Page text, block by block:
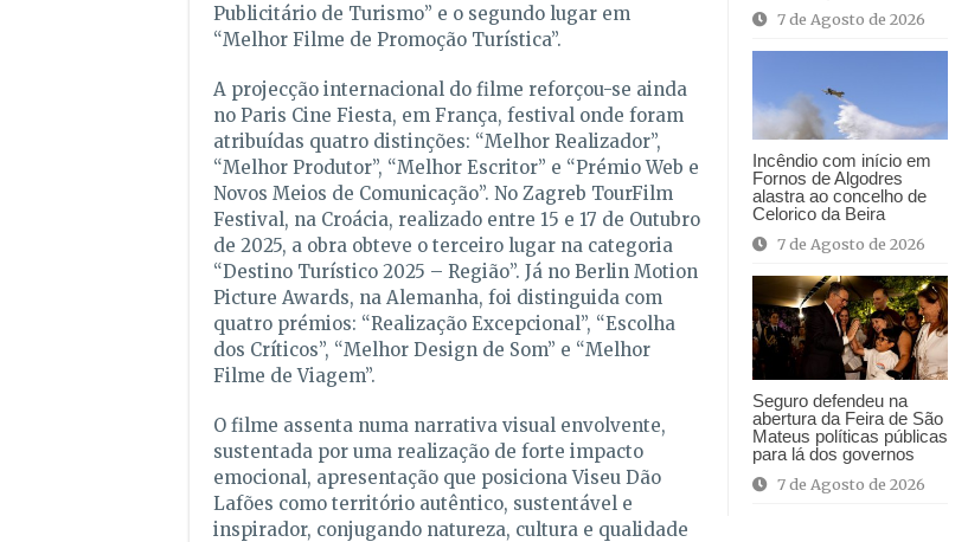
7 de Agosto de 2026
Incêndio com início em
Fornos de Algodres
alastra ao concelho de
Celorico da Beira
7 de Agosto de 2026
Seguro defendeu na
abertura da Feira de São
Mateus políticas públicas
para lá dos governos
7 de Agosto de 2026
Publicitário de Turismo” e o segundo lugar em
“Melhor Filme de Promoção Turística”.
A projecção internacional do filme reforçou-se ainda
no Paris Cine Fiesta, em França, festival onde foram
atribuídas quatro distinções: “Melhor Realizador”,
“Melhor Produtor”, “Melhor Escritor” e “Prémio Web e
Novos Meios de Comunicação”. No Zagreb TourFilm
Festival, na Croácia, realizado entre 15 e 17 de Outubro
de 2025, a obra obteve o terceiro lugar na categoria
“Destino Turístico 2025 – Região”. Já no Berlin Motion
Picture Awards, na Alemanha, foi distinguida com
quatro prémios: “Realização Excepcional”, “Escolha
dos Críticos”, “Melhor Design de Som” e “Melhor
Filme de Viagem”.
O filme assenta numa narrativa visual envolvente,
sustentada por uma realização de forte impacto
emocional, apresentação que posiciona Viseu Dão
Lafões como território autêntico, sustentável e
inspirador, conjugando natureza, cultura e qualidade